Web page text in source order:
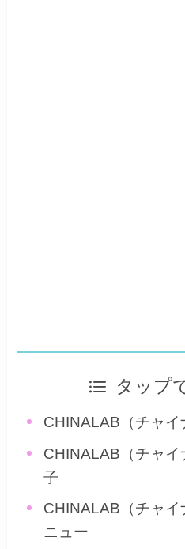
タップ
CHINALAB（チャイ
CHINALAB（チャ
子
CHINALAB（チャイ
ニュー